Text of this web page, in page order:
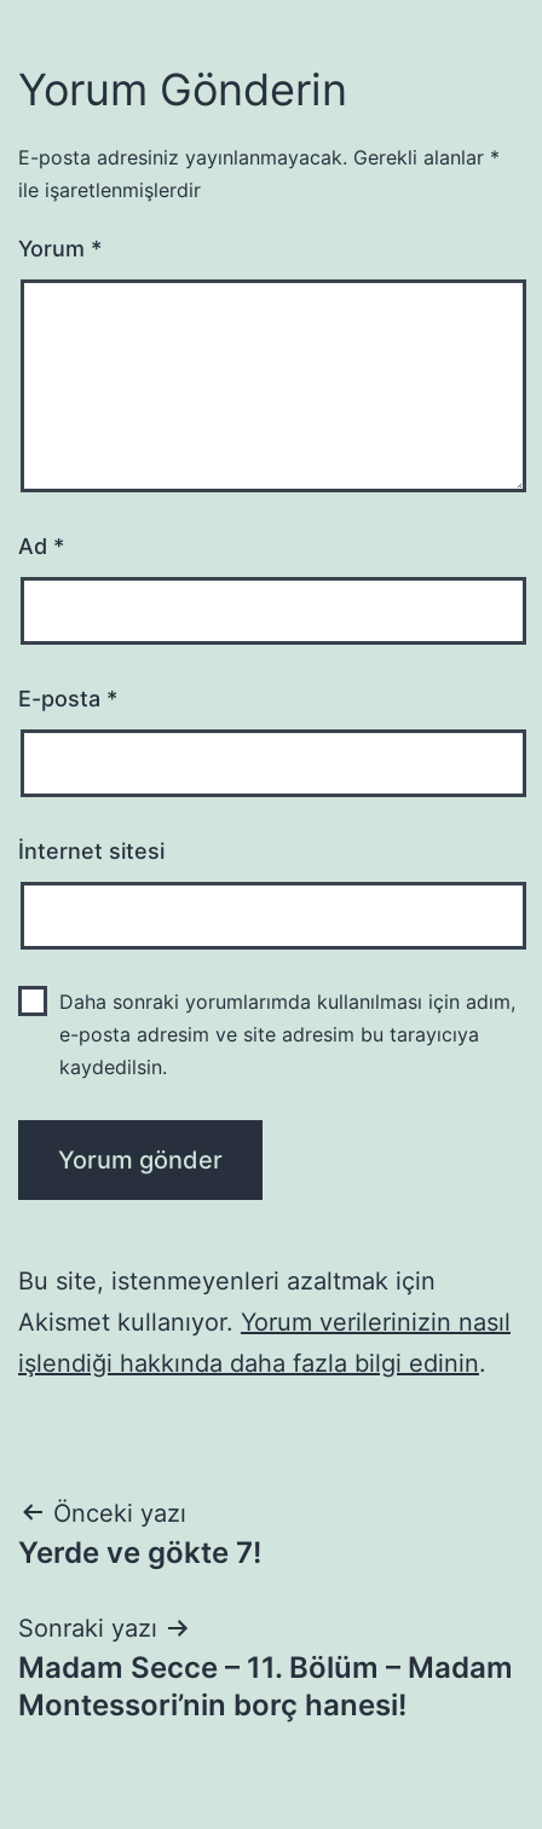
Yorum Gönderin
E-posta adresiniz yayınlanmayacak. Gerekli alanlar *
ile işaretlenmişlerdir
Yorum *
Ad *
E-posta *
İnternet sitesi
Daha sonraki yorumlarımda kullanılması için adım,
e-posta adresim ve site adresim bu tarayıcıya
kaydedilsin.
Bu site, istenmeyenleri azaltmak için
Akismet kullanıyor. Yorum verilerinizin nasıl
işlendiği hakkında daha fazla bilgi edinin.
Yazı
gezinmesi
Önceki yazı
Yerde ve gökte 7!
Sonraki yazı
Madam Secce – 11. Bölüm – Madam
Montessori’nin borç hanesi!